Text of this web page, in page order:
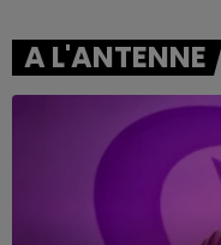
A L'ANTENNE